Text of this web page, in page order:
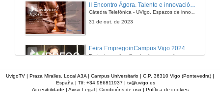
Cátedra Telefónica - UVigo. Espazos de innovación
31 de out. de 2023
Feira EmpregoinCampus Vigo 2024
Preto de medio millar de alumnas e alumnos buscan coñecer máis de preto as oportunidades que lles achegan as arredor de medio cento de empresas que participan na edición viguesa da feira. Xunto coa visita aos stands, durante a feria desenvólvense varias actividades complementarias, como obradoiros, conversas, mesas redondas ou o pasaporte de empregabilidade, un espazo no que poderán recibir asesoramento sobre o seu CV.
¿Como matar de fame as bacterias?
UvigoTV | Praza Miralles. Local A3A | Campus Universitario | C.P. 36310 Vigo (Pontevedra) |
España | Tlf: +34 986811937 | tv@uvigo.es
Accesibilidade | Aviso Legal| Condicións de uso| Política de cookies